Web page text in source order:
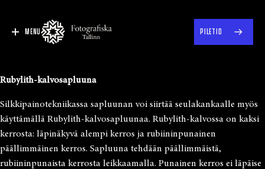
MENU PILETID
Rubylith-kalvosapluuna
Silkkipainotekniikassa sapluunan voi siirtää seulakankaalle myös
käyttämällä Rubylith-kalvosapluunaa. Rubylith-kalvossa on kaksi
kerrosta: läpinäkyvä alempi kerros ja rubiininpunainen
päällimmäinen kerros. Sapluuna tehdään päällimmäistä,
rubiininpunaista kerrosta leikkaamalla. Punainen kerros ei läpäise